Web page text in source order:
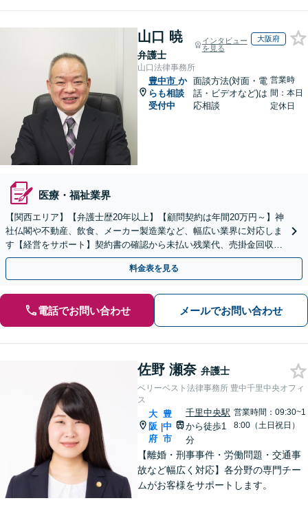
山口 暁
弁護士
インタビュー
を見る
大阪府
山口法律事務所
豊中市 か
らも相談
受付中
面談方法(対面・電
話・ビデオなど)は
応相談
営業時
間：本日
定休日
医療・福祉業界
【関西エリア】【弁護士歴20年以上】【顧問契約は年間20万円～】神
社仏閣や不動産、飲食、メーカー製造業など、幅広い業界に対応しま
す【経営をサポート】契約書の確認から未払い残業代、売掛金回収、
事業承継までお任せください【初回面談無料】
料金表を見る
電話でお問い合わせ メールでお問い合わせ
佐野 瀬奈 弁護士
ベリーベスト法律事務所 豊中千里中央オフィ
ス
大
阪
府
|
豊
中
市
千里中央駅
から徒歩1
分
営業時間：09:30~1
8:00（土日祝日）
【離婚・刑事事件・労働問題・交通事
故など幅広く対応】各分野の専門チー
ムがお客様をサポートします。